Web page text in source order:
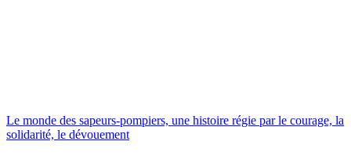
Le monde des sapeurs-pompiers, une histoire régie par le courage, la
solidarité, le dévouement